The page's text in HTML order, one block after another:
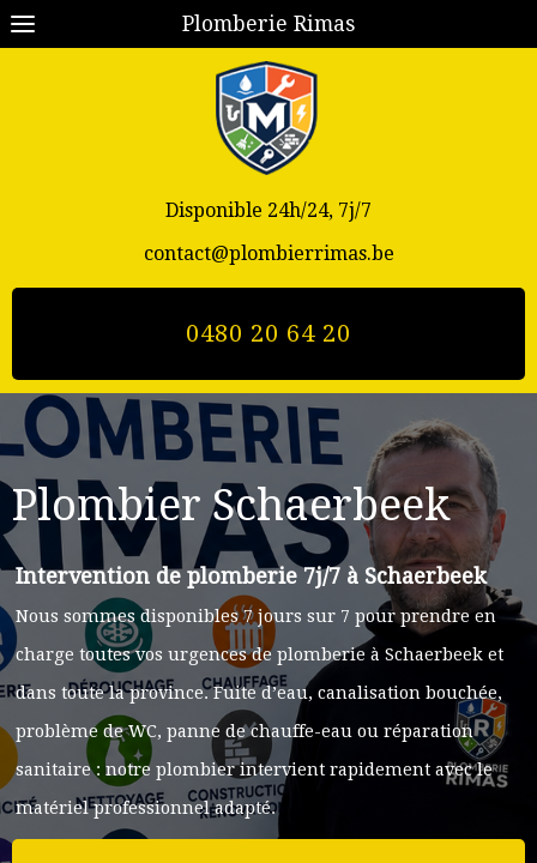
Plomberie Rimas
Disponible 24h/24, 7j/7
contact@plombierrimas.be
0480 20 64 20
PlombierSchaerbeek
Intervention de plomberie 7j/7 à Schaerbeek
Nous sommes disponibles 7 jours sur 7 pour prendre en
charge toutes vos urgences de plomberie à Schaerbeek et
dans toute la province. Fuite d’eau, canalisation bouchée,
problème de WC, panne de chauffe-eau ou réparation
sanitaire : notre plombier intervient rapidement avec le
matériel professionnel adapté.